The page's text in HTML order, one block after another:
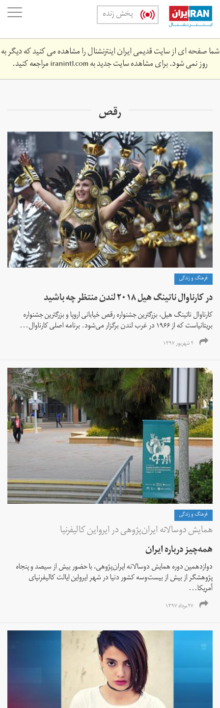
Skip
main
content
پخش زنده
شما صفحه ای از سایت قدیمی ایران اینترنشنال را مشاهده می کنید که دیگر به
روز نمی شود. برای مشاهده سایت جدید بهiranintl.comمراجعه کنید.
رقص
فرهنگ و زندگی
در کارناوال ناتینگ‌ هیل ۲۰۱۸ لندن منتظر چه باشید
کارناوال ناتینگ‌ هیل، بزرگترین جشنواره رقص خیابانی اروپا و بزرگترین جشنواره
بریتانیاست که از ۱۹۶۶ در غرب لندن برگزار می‌شود. برنامه اصلی کارناوال...
۲ شهریور ۱۳۹۷
فرهنگ و زندگی
همایش دوسالانه ایران‌پژوهی در ایرواین کالیفرنیا
همه‌چیز درباره ایران
دوازدهمین دوره همایش دوسالانه ایران‌پژوهی، با‌ حضور بیش از سیصد و پنجاه
پژوهشگر از بیش از بیست‌و‌سه کشور دنیا در شهر ایرواین ایالت کالیفرنیای
آمریکا...
۲۷ مرداد ۱۳۹۷